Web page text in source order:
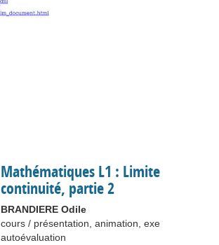
Mathématiques L1 : Limites,
continuité, partie 2
BRANDIERE Odile
cours / présentation, animation, exercice,
autoévaluation